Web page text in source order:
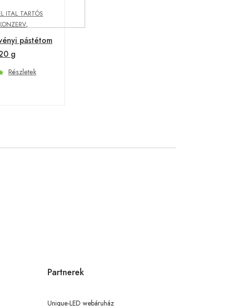
ITAL TARTÓS
,
pástétom
g
Részletek
Partnerek
Unique-LED webáruház